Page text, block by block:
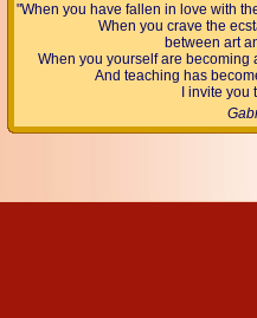
"When you have fallen in love with
When you crave the
between art
When you yourself are becoming
And teaching has
I invite